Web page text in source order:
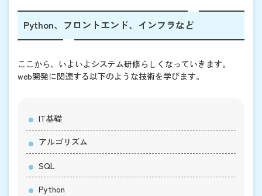
Python、フロントエンド、インフラなど
ここから、いよいよシステム研修らしくなっていきます。
web開発に関連する以下のような技術を学びます。
IT基礎
アルゴリズム
SQL
Python